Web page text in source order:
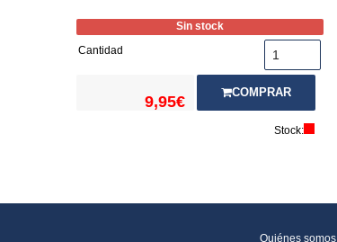
Sin stock
Cantidad
9,95€
COMPRAR
Stock:
Quiénes somos